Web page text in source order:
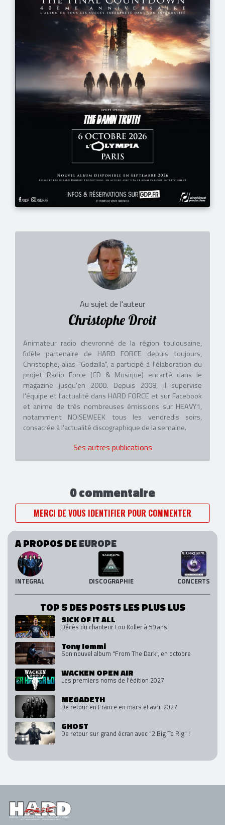
Au sujet de l'auteur
Christophe Droit
Animateur radio chevronné de la région toulousaine,
fidèle partenaire de HARD FORCE depuis toujours,
Christophe, alias "Godzilla", a participé à l'élaboration du
projet Radio Force (CD & Musique) encarté dans le
magazine jusqu'en 2000. Depuis 2008, il supervise
l'équipe et l'actualité dans HARD FORCE et sur Facebook
et anime de très nombreuses émissions sur HEAVY1,
notamment NOISEWEEK tous les vendredis soirs,
consacrée à l'actualité discographique de la semaine.
Ses autres publications
0 commentaire
MERCI DE VOUS IDENTIFIER POUR COMMENTER
A PROPOS DEEUROPE
INTEGRAL DISCOGRAPHIE CONCERTS
TOP 5 DES POSTS LES PLUS LUS
SICK OF IT ALL
Décès du chanteur Lou Koller à 59 ans
Tony Iommi
Son nouvel album "From The Dark", en octobre
WACKEN OPEN AIR
Les premiers noms de l'édition 2027
MEGADETH
De retour en France en mars et avril 2027
GHOST
De retour sur grand écran avec "2 Big To Rig" !